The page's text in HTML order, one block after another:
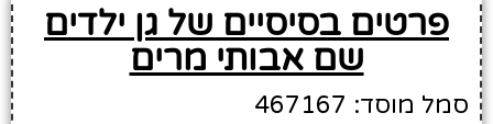
פרטים בסיסיים של גן ילדים
שם אבותי מרים
סמל מוסד: 467167